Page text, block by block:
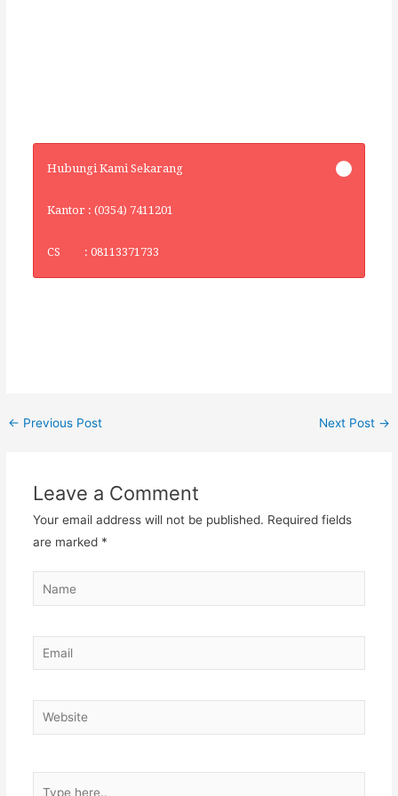
Hubungi Kami Sekarang
Kantor : (0354) 7411201
CS : 08113371733
← Previous Post Next Post →
Leave a Comment
Your email address will not be published. Required fields
are marked *
Name
Email
Website